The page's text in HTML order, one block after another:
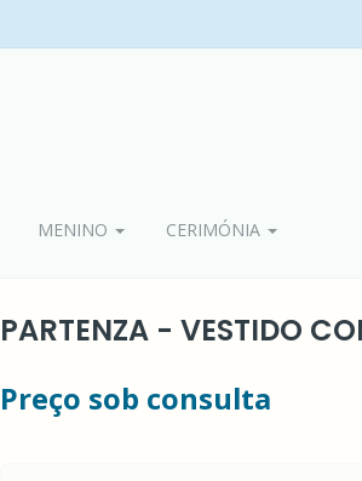
MENINO CERIMÓNIA
PARTENZA - VESTIDO
Preço sob consulta